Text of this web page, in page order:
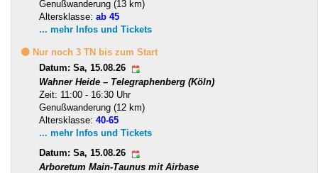
Genußwanderung (13 km)
Altersklasse: ab 45
... mehr Infos und Tickets
🟡 Nur noch 3 TN bis zum Start
Datum: Sa, 15.08.26
Wahner Heide – Telegraphenberg (Köln)
Zeit: 11:00 - 16:30 Uhr
Genußwanderung (12 km)
Altersklasse: 40-65
... mehr Infos und Tickets
Datum: Sa, 15.08.26
Arboretum Main-Taunus mit Airbase